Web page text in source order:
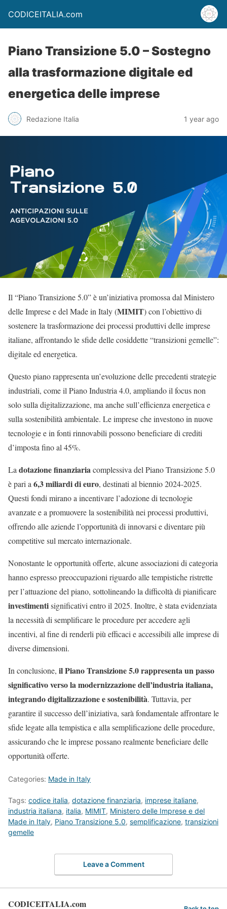
CODICEITALIA.com
Piano Transizione 5.0 – Sostegno
alla trasformazione digitale ed
energetica delle imprese
Redazione Italia 1 year ago
Il “Piano Transizione 5.0” è un’iniziativa promossa dal Ministero
delle Imprese e del Made in Italy (MIMIT) con l’obiettivo di
sostenere la trasformazione dei processi produttivi delle imprese
italiane, affrontando le sfide delle cosiddette “transizioni gemelle”:
digitale ed energetica.
Questo piano rappresenta un’evoluzione delle precedenti strategie
industriali, come il Piano Industria 4.0, ampliando il focus non
solo sulla digitalizzazione, ma anche sull’efficienza energetica e
sulla sostenibilità ambientale. Le imprese che investono in nuove
tecnologie e in fonti rinnovabili possono beneficiare di crediti
d’imposta fino al 45%.
La dotazione finanziariacomplessiva del Piano Transizione 5.0
è pari a 6,3 miliardi di euro, destinati al biennio 2024-2025.
Questi fondi mirano a incentivare l’adozione di tecnologie
avanzate e a promuovere la sostenibilità nei processi produttivi,
offrendo alle aziende l’opportunità di innovarsi e diventare più
competitive sul mercato internazionale.
Nonostante le opportunità offerte, alcune associazioni di categoria
hanno espresso preoccupazioni riguardo alle tempistiche ristrette
per l’attuazione del piano, sottolineando la difficoltà di pianificare
investimentisignificativi entro il 2025. Inoltre, è stata evidenziata
la necessità di semplificare le procedure per accedere agli
incentivi, al fine di renderli più efficaci e accessibili alle imprese di
diverse dimensioni.
In conclusione, il Piano Transizione 5.0 rappresenta un passo
significativo verso la modernizzazione dell’industria italiana,
integrando digitalizzazione e sostenibilità. Tuttavia, per
garantire il successo dell’iniziativa, sarà fondamentale affrontare le
sfide legate alla tempistica e alla semplificazione delle procedure,
assicurando che le imprese possano realmente beneficiare delle
opportunità offerte.
Categories: Made in Italy
Tags: codice italia, dotazione finanziaria, imprese italiane,
industria italiana, italia, MIMIT, Ministero delle Imprese e del
Made in Italy, Piano Transizione 5.0, semplificazione, transizioni
gemelle
Leave a Comment
CODICEITALIA.com